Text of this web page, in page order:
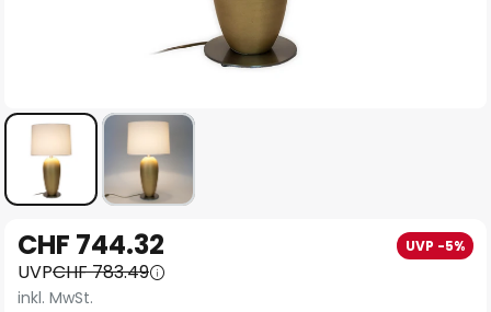
Anfang
der
Bildgalerie
CHF 744.32 UVP -5%
UVPCHF 783.49
inkl. MwSt.